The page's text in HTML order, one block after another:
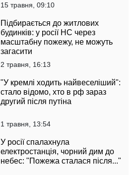
15 травня, 09:10
Підбирається до житлових
будинків: у росії НС через
масштабну пожежу, не можуть
загасити
2 травня, 16:13
"У кремлі ходить найвеселіший":
стало відомо, хто в рф зараз
другий після путіна
1 травня, 13:54
У росії спалахнула
електростанція, чорний дим до
небес: "Пожежа сталася після..."